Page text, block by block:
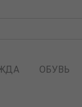
ОБУВЬ